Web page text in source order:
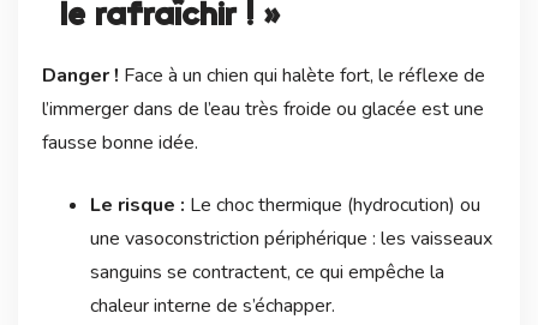
le rafraîchir ! »
Danger ! Face à un chien qui halète fort, le réflexe de
l’immerger dans de l’eau très froide ou glacée est une
fausse bonne idée.
Le risque : Le choc thermique (hydrocution) ou
une vasoconstriction périphérique : les vaisseaux
sanguins se contractent, ce qui empêche la
chaleur interne de s’échapper.